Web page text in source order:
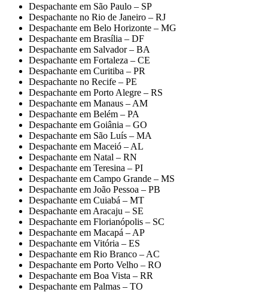
Despachante em São Paulo – SP
Despachante no Rio de Janeiro – RJ
Despachante em Belo Horizonte – MG
Despachante em Brasília – DF
Despachante em Salvador – BA
Despachante em Fortaleza – CE
Despachante em Curitiba – PR
Despachante no Recife – PE
Despachante em Porto Alegre – RS
Despachante em Manaus – AM
Despachante em Belém – PA
Despachante em Goiânia – GO
Despachante em São Luís – MA
Despachante em Maceió – AL
Despachante em Natal – RN
Despachante em Teresina – PI
Despachante em Campo Grande – MS
Despachante em João Pessoa – PB
Despachante em Cuiabá – MT
Despachante em Aracaju – SE
Despachante em Florianópolis – SC
Despachante em Macapá – AP
Despachante em Vitória – ES
Despachante em Rio Branco – AC
Despachante em Porto Velho – RO
Despachante em Boa Vista – RR
Despachante em Palmas – TO